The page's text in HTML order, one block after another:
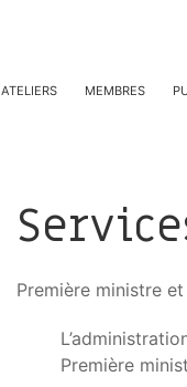
ATELIERS MEMBRES
Première ministre
Première